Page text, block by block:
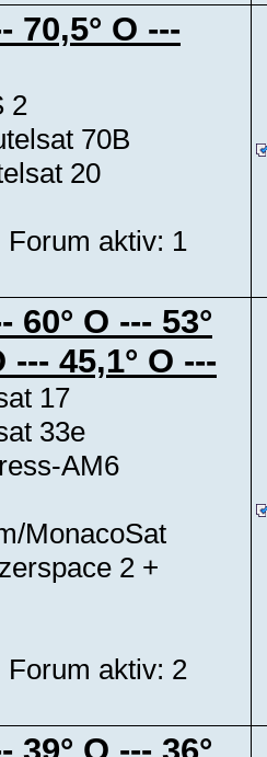
70,5° O ---
2
70B
20
aktiv: 1
60° O --- 53°
--- 45,1° O ---
17
33e
AM6
MonacoSat
2 +
aktiv: 2